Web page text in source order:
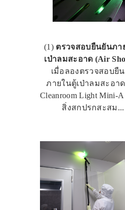
(1) ตรวจสอบยืนยันภา
เป่าลมสะอาด (Air
เมื่อลองตรวจสอบยื
ภายในตู้เป่าลมสะอา
Cleanroom Light Mini-
สิ่งสกปรกสะสม...